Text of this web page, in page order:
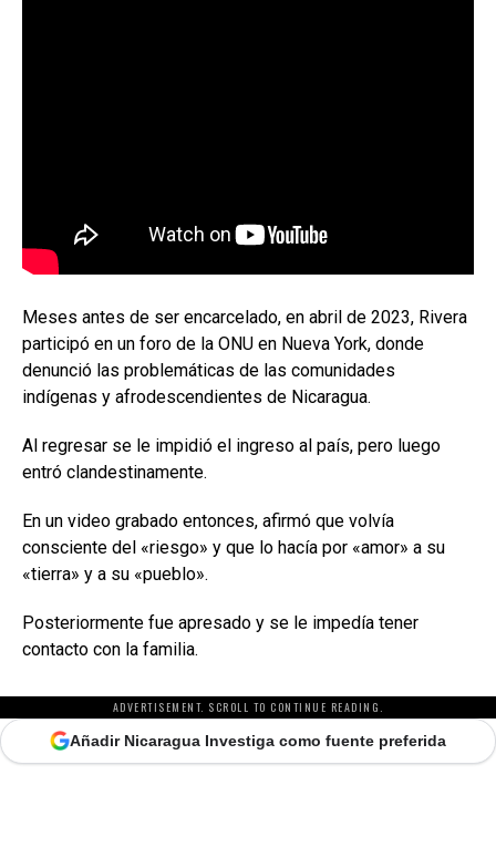
Meses antes de ser encarcelado, en abril de 2023, Rivera
participó en un foro de la ONU en Nueva York, donde
denunció las problemáticas de las comunidades
indígenas y afrodescendientes de Nicaragua.
Al regresar se le impidió el ingreso al país, pero luego
entró clandestinamente.
En un video grabado entonces, afirmó que volvía
consciente del «riesgo» y que lo hacía por «amor» a su
«tierra» y a su «pueblo».
Posteriormente fue apresado y se le impedía tener
contacto con la familia.
ADVERTISEMENT. SCROLL TO CONTINUE READING.
Añadir Nicaragua Investiga como fuente preferida